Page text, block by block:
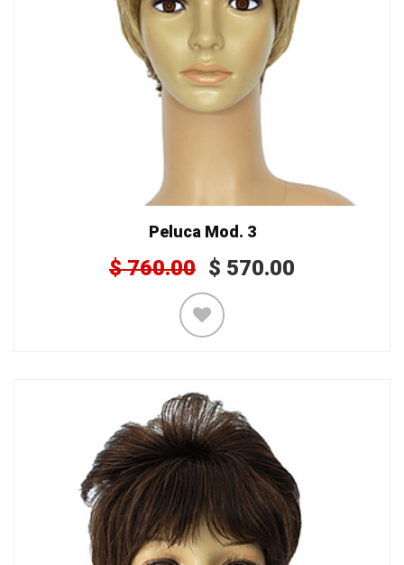
Peluca Mod. 3
$760.00 $ 570.00